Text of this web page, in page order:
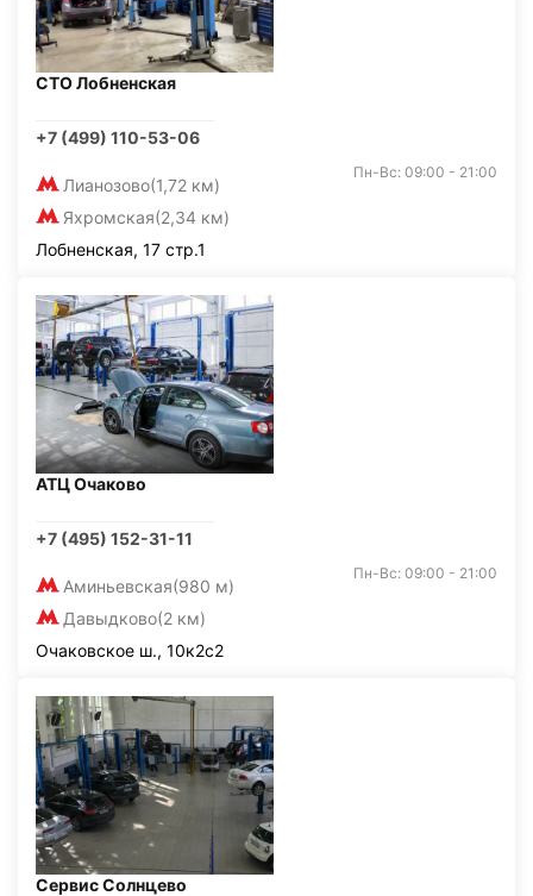
СТО Лобненская
+7 (499) 110-53-06
Лианозово(1,72 км)
Яхромская(2,34 км)
Пн-Вс: 09:00 - 21:00
Лобненская, 17 стр.1
АТЦ Очаково
+7 (495) 152-31-11
Аминьевская(980 м)
Давыдково(2 км)
Пн-Вс: 09:00 - 21:00
Очаковское ш., 10к2с2
Сервис Солнцево